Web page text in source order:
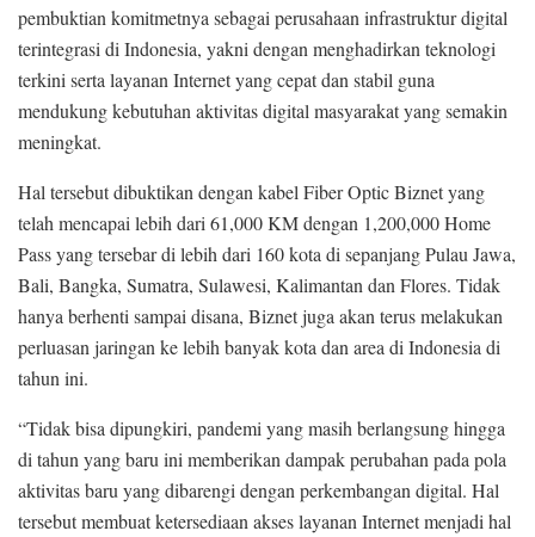
pembuktian komitmetnya sebagai perusahaan infrastruktur digital
terintegrasi di Indonesia, yakni dengan menghadirkan teknologi
terkini serta layanan Internet yang cepat dan stabil guna
mendukung kebutuhan aktivitas digital masyarakat yang semakin
meningkat.
Hal tersebut dibuktikan dengan kabel Fiber Optic Biznet yang
telah mencapai lebih dari 61,000 KM dengan 1,200,000 Home
Pass yang tersebar di lebih dari 160 kota di sepanjang Pulau Jawa,
Bali, Bangka, Sumatra, Sulawesi, Kalimantan dan Flores. Tidak
hanya berhenti sampai disana, Biznet juga akan terus melakukan
perluasan jaringan ke lebih banyak kota dan area di Indonesia di
tahun ini.
“Tidak bisa dipungkiri, pandemi yang masih berlangsung hingga
di tahun yang baru ini memberikan dampak perubahan pada pola
aktivitas baru yang dibarengi dengan perkembangan digital. Hal
tersebut membuat ketersediaan akses layanan Internet menjadi hal